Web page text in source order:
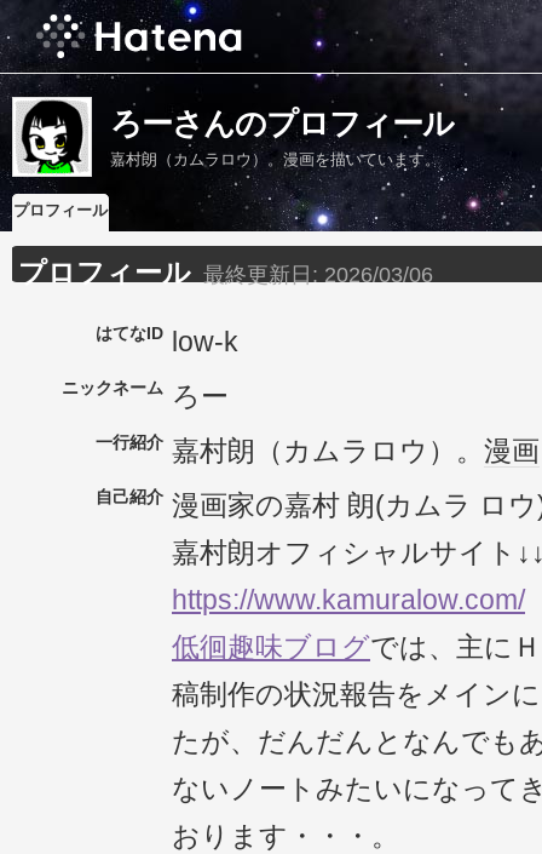
ろーさんのプロフィール
嘉村朗（カムラロウ）。漫画を描いています。
プロフィール
プロフィール 最終更新日: 2026/03/06
はてなID low-k
ニックネーム ろー
一行紹介 嘉村朗（カムラロウ）。 漫画
自己紹介 漫画家の嘉村 朗(カムラ ロ
嘉村朗オフィシャルサイト
https://www.kamuralow.com/
低徊趣味ブログでは、主に
稿制作の状況報告をメイン
たが、だんだんとなんでも
ないノートみたいになって
おります・・・。